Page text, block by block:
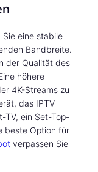
Sie eine stabile
Bandbreite.
der Qualität des
höhere
4K-Streams zu
das IPTV
TV, ein Set-Top-
beste Option für
verpassen Sie